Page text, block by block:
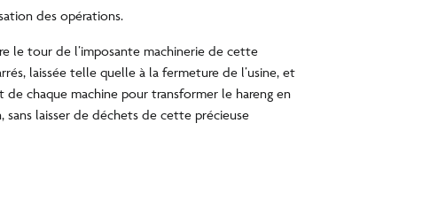
des opérations.
le tour de l’imposante machinerie de cette
laissée telle quelle à la fermeture de l’usine, et
chaque machine pour transformer le hareng en
sans laisser de déchets de cette précieuse